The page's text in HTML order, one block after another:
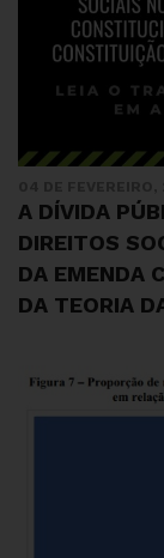
A DÍVIDA
DIREITOS
DA EMENDA
DA TEORIA